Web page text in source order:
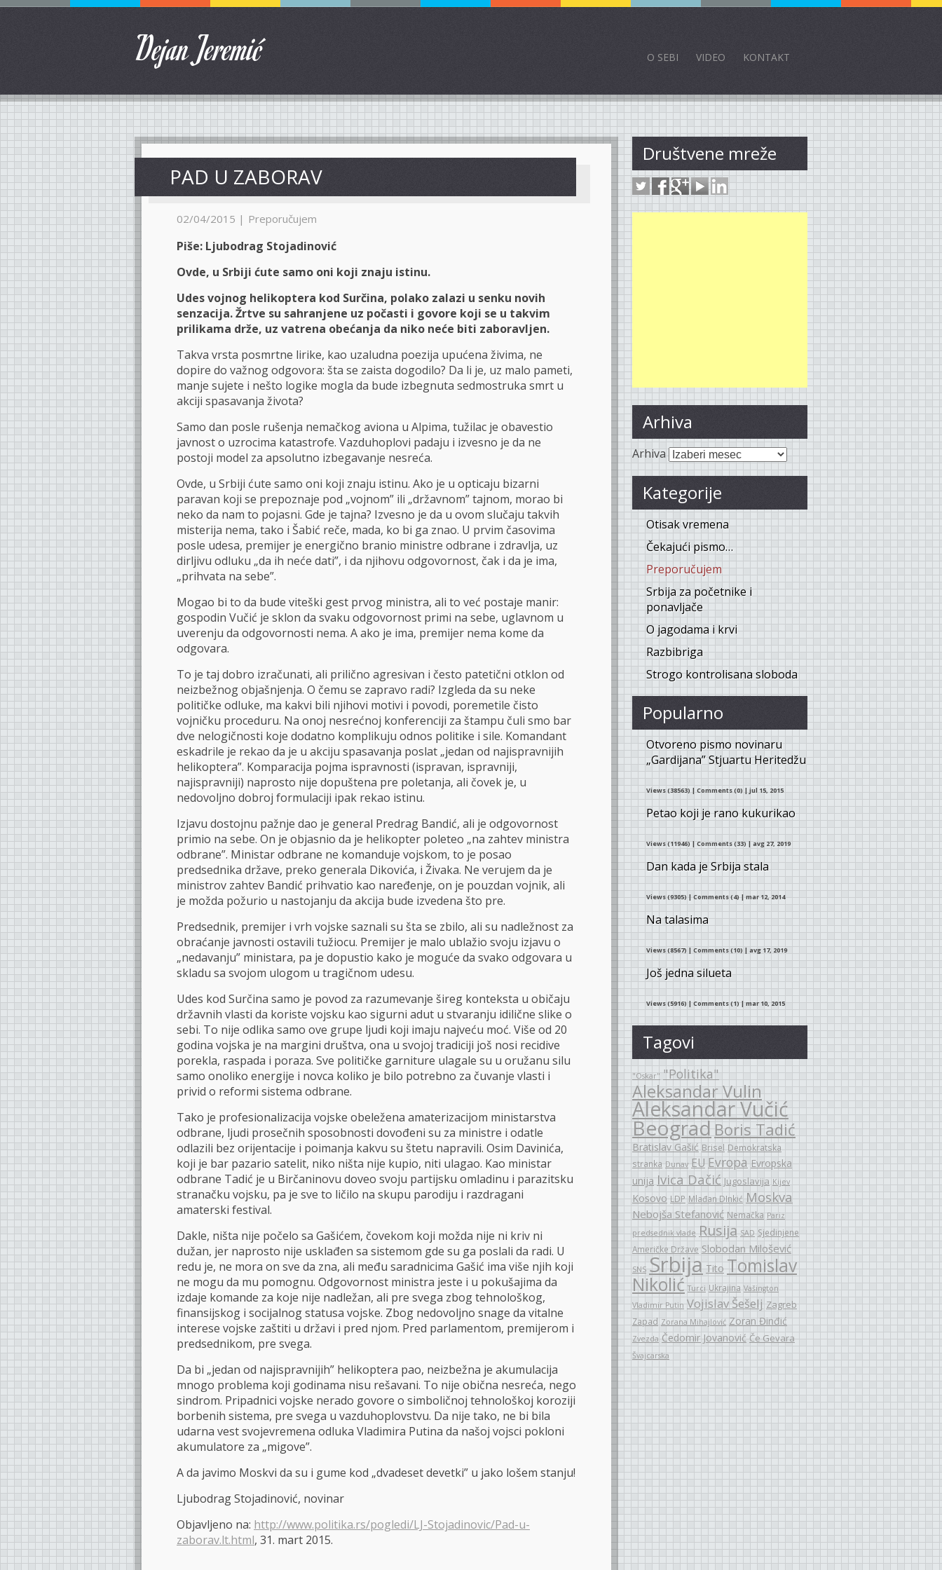
Dejan Jeremić O SEBI VIDEO KONTAKT
PAD U ZABORAV
02/04/2015 | Preporučujem
Piše: Ljubodrag Stojadinović
Ovde, u Srbiji ćute samo oni koji znaju istinu.
Udes vojnog helikoptera kod Surčina, polako zalazi u senku novih
senzacija. Žrtve su sahranjene uz počasti i govore koji se u takvim
prilikama drže, uz vatrena obećanja da niko neće biti zaboravljen.
Takva vrsta posmrtne lirike, kao uzaludna poezija upućena živima, ne
dopire do važnog odgovora: šta se zaista dogodilo? Da li je, uz malo pameti,
manje sujete i nešto logike mogla da bude izbegnuta sedmostruka smrt u
akciji spasavanja života?
Samo dan posle rušenja nemačkog aviona u Alpima, tužilac je obavestio
javnost o uzrocima katastrofe. Vazduhoplovi padaju i izvesno je da ne
postoji model za apsolutno izbegavanje nesreća.
Ovde, u Srbiji ćute samo oni koji znaju istinu. Ako je u opticaju bizarni
paravan koji se prepoznaje pod „vojnom” ili „državnom” tajnom, morao bi
neko da nam to pojasni. Gde je tajna? Izvesno je da u ovom slučaju takvih
misterija nema, tako i Šabić reče, mada, ko bi ga znao. U prvim časovima
posle udesa, premijer je energično branio ministre odbrane i zdravlja, uz
dirljivu odluku „da ih neće dati”, i da njihovu odgovornost, čak i da je ima,
„prihvata na sebe”.
Mogao bi to da bude viteški gest prvog ministra, ali to već postaje manir:
gospodin Vučić je sklon da svaku odgovornost primi na sebe, uglavnom u
uverenju da odgovornosti nema. A ako je ima, premijer nema kome da
odgovara.
To je taj dobro izračunati, ali prilično agresivan i često patetični otklon od
neizbežnog objašnjenja. O čemu se zapravo radi? Izgleda da su neke
političke odluke, ma kakvi bili njihovi motivi i povodi, poremetile čisto
vojničku proceduru. Na onoj nesrećnoj konferenciji za štampu čuli smo bar
dve nelogičnosti koje dodatno komplikuju odnos politike i sile. Komandant
eskadrile je rekao da je u akciju spasavanja poslat „jedan od najispravnijih
helikoptera”. Komparacija pojma ispravnosti (ispravan, ispravniji,
najispravniji) naprosto nije dopuštena pre poletanja, ali čovek je, u
nedovoljno dobroj formulaciji ipak rekao istinu.
Izjavu dostojnu pažnje dao je general Predrag Bandić, ali je odgovornost
primio na sebe. On je objasnio da je helikopter poleteo „na zahtev ministra
odbrane”. Ministar odbrane ne komanduje vojskom, to je posao
predsednika države, preko generala Dikovića, i Živaka. Ne verujem da je
ministrov zahtev Bandić prihvatio kao naređenje, on je pouzdan vojnik, ali
je možda požurio u nastojanju da akcija bude izvedena što pre.
Predsednik, premijer i vrh vojske saznali su šta se zbilo, ali su nadležnost za
obraćanje javnosti ostavili tužiocu. Premijer je malo ublažio svoju izjavu o
„nedavanju” ministara, pa je dopustio kako je moguće da svako odgovara u
skladu sa svojom ulogom u tragičnom udesu.
Udes kod Surčina samo je povod za razumevanje šireg konteksta u običaju
državnih vlasti da koriste vojsku kao sigurni adut u stvaranju idilične slike o
sebi. To nije odlika samo ove grupe ljudi koji imaju najveću moć. Više od 20
godina vojska je na margini društva, ona u svojoj tradiciji još nosi recidive
porekla, raspada i poraza. Sve političke garniture ulagale su u oružanu silu
samo onoliko energije i novca koliko je bilo potrebno za čuvanje vlasti i
privid o reformi sistema odbrane.
Tako je profesionalizacija vojske obeležena amaterizacijom ministarstva
odbrane, ljudi prosečnih sposobnosti dovođeni su za ministre i odatle
odlazili bez orijentacije i poimanja kakvu su štetu napravili. Osim Davinića,
koji je bar pazario satelit, niko ništa nije kupio, niti ulagao. Kao ministar
odbrane Tadić je u Birčaninovu doveo svoju partijsku omladinu i parazitsku
stranačku vojsku, pa je sve to ličilo na skupu parodiju i razdragani
amaterski festival.
Dakle, ništa nije počelo sa Gašićem, čovekom koji možda nije ni kriv ni
dužan, jer naprosto nije usklađen sa sistemom gde su ga poslali da radi. U
redu je, ne mora on sve da zna, ali među saradnicima Gašić ima više njih koji
ne mogu da mu pomognu. Odgovornost ministra jeste i u pokušajima da
izdaje komande za koje nije nadležan, ali pre svega zbog tehnološkog,
finansijskog i socijalnog statusa vojske. Zbog nedovoljno snage da vitalne
interese vojske zaštiti u državi i pred njom. Pred parlamentom, premijerom i
predsednikom, pre svega.
Da bi „jedan od najispravnijih” helikoptera pao, neizbežna je akumulacija
mnogo problema koji godinama nisu rešavani. To nije obična nesreća, nego
sindrom. Pripadnici vojske nerado govore o simboličnoj tehnološkoj koroziji
borbenih sistema, pre svega u vazduhoplovstvu. Da nije tako, ne bi bila
udarna vest svojevremena odluka Vladimira Putina da našoj vojsci pokloni
akumulatore za „migove”.
A da javimo Moskvi da su i gume kod „dvadeset devetki” u jako lošem stanju!
Ljubodrag Stojadinović, novinar
Objavljeno na: http://www.politika.rs/pogledi/LJ-Stojadinovic/Pad-u-
zaborav.lt.html, 31. mart 2015.
Društvene mreže
Arhiva
Arhiva
Kategorije
Otisak vremena
Čekajući pismo…
Preporučujem
Srbija za početnike i
ponavljače
O jagodama i krvi
Razbibriga
Strogo kontrolisana sloboda
Popularno
Otvoreno pismo novinaru
„Gardijana” Stjuartu Heritedžu
Views (38563)|Comments (0)| jul 15, 2015
Petao koji je rano kukurikao
Views (11946)|Comments (33)| avg 27, 2019
Dan kada je Srbija stala
Views (9305)|Comments (4)| mar 12, 2014
Na talasima
Views (8567) | Comments (10) | avg 17, 2019
Još jedna silueta
Views (5916)|Comments (1)| mar 10, 2015
Tagovi
"Oskar" "Politika"
Aleksandar Vulin
Aleksandar Vučić
BeogradBoris Tadić
Bratislav Gašić Brisel Demokratska
stranka Dunav EU Evropa Evropska
unija Ivica Dačić Jugoslavija Kijev
Kosovo LDP Mlađan DInkić Moskva
Nebojša Stefanović Nemačka Pariz
predsednik vlade Rusija SAD Sjedinjene
Američke Države Slobodan Milošević
SNS Srbija Tito Tomislav
Nikolić Turci Ukrajina Vašington
Vladimir Putin Vojislav Šešelj Zagreb
Zapad Zorana Mihajlović Zoran Đinđić
Zvezda Čedomir Jovanović Če Gevara
Švajcarska